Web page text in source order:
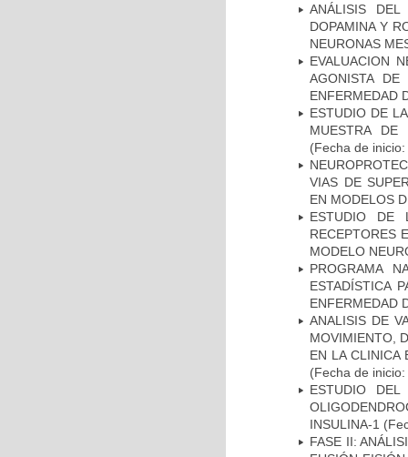
ANÁLISIS
DOPAMINA Y
NEURONAS
EVALUACION
AGONISTA
ENFERMEDAD
ESTUDIO DE
MUESTRA DE
(Fecha de
VIAS DE
EN MODELOS
ESTUDIO DE
RECEPTORES
MODELO
PROGRAMA
ESTADÍSTICA
ENFERMEDAD
ANALISIS DE
MOVIMIENTO,
EN LA CLINICA
(Fecha de
ESTUDIO
INSULINA-1
FASE II: